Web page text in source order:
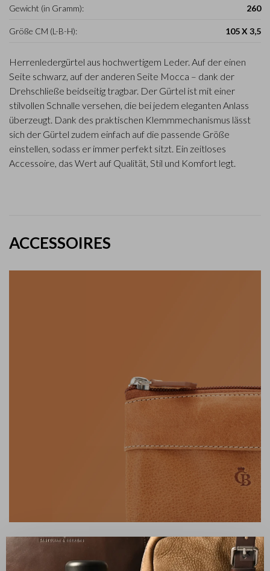
Gewicht (in Gramm): 260
Größe CM (L-B-H): 105 X 3,5
Herrenledergürtel aus hochwertigem Leder. Auf der einen
Seite schwarz, auf der anderen Seite Mocca – dank der
Drehschließe beidseitig tragbar. Der Gürtel ist mit einer
stilvollen Schnalle versehen, die bei jedem eleganten Anlass
überzeugt. Dank des praktischen Klemmmechanismus lässt
sich der Gürtel zudem einfach auf die passende Größe
einstellen, sodass er immer perfekt sitzt. Ein zeitloses
Accessoire, das Wert auf Qualität, Stil und Komfort legt.
ACCESSOIRES
FAMILIENBETRIEB ✕